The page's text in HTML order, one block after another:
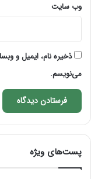
وب‌ سایت
ذخیره نام، ایمیل و
می‌نویسم.
پست‌های ویژه